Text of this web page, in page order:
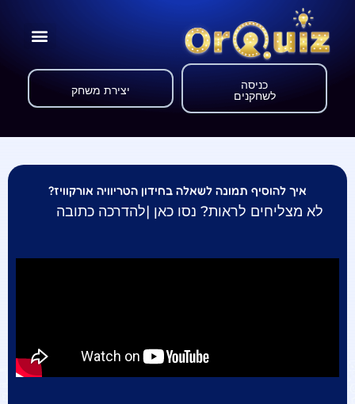
כניסה
לשחקנים יצירת משחק
איך להוסיף תמונה לשאלה בחידון הטריוויה אורקוויז?
לא מצליחים לראות? נסו כאן |להדרכה כתובה